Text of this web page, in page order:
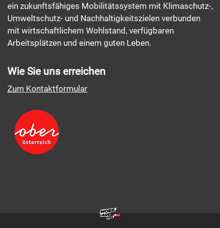
ein zukunftsfähiges Mobilitätssystem mit Klimaschutz-,
Umweltschutz- und Nachhaltigkeitszielen verbunden
mit wirtschaftlichem Wohlstand, verfügbaren
Arbeitsplätzen und einem guten Leben.
Wie Sie uns erreichen
Zum Kontaktformular